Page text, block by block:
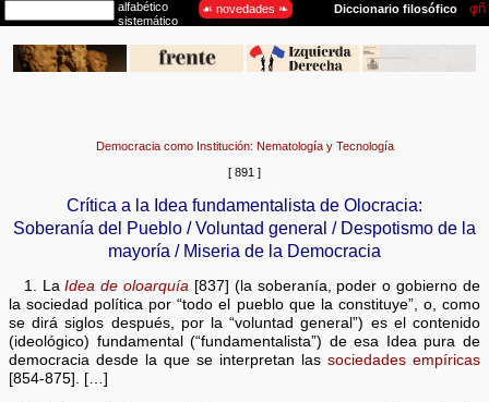
Democracia como Institución: Nematología y Tecnología
[ 891 ]
Crítica a la Idea fundamentalista de Olocracia:
Soberanía del Pueblo / Voluntad general / Despotismo de la
mayoría / Miseria de la Democracia
1. LaIdea de oloarquía [837] (la soberanía, poder o gobierno de
la sociedad política por “todo el pueblo que la constituye”, o, como
se dirá siglos después, por la “voluntad general”) es el contenido
(ideológico) fundamental (“fundamentalista”) de esa Idea pura de
democracia desde la que se interpretan las sociedades empíricas
[854-875]. […]